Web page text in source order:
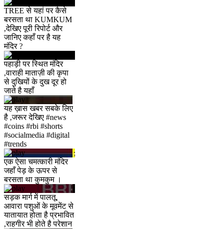
TREE से यहां पर कैसे
बरसता था KUMKUM
,देखिए पूरी रिपोर्ट और
जानिए कहाँ पर है यह
मंदिर ?
पहाड़ी पर स्थित मंदिर
,वाराही माताज़ी की कृपा
से दुखियों के दुख दूर हो
जाते है यहाँ
यह ख़ास खबर सबके लिए
है ,जरूर देखिए #news
#coins #rbi #shorts
#socialmedia #digital
#trends
एक ऐसा चमत्कारी मंदिर
जहाँ पेड़ के ऊपर से
बरसता था कुमकुम ।
सड़क मार्ग में पालतू,
आवारा पशुओं के मूवमेंट से
यातायात होता है प्रभावित
,राहगीर भी होते है परेशान